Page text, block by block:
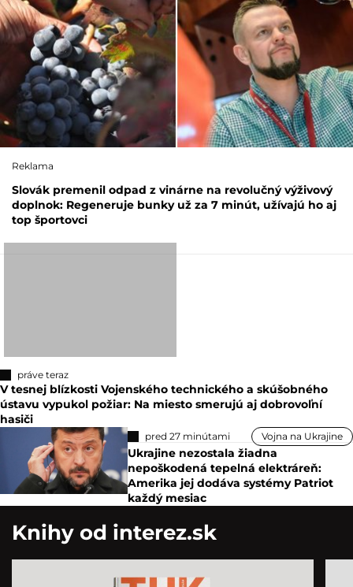
Reklama
Slovák premenil odpad z vinárne na revolučný výživový
doplnok: Regeneruje bunky už za 7 minút, užívajú ho aj
top športovci
práve teraz
V tesnej blízkosti Vojenského technického a skúšobného
ústavu vypukol požiar: Na miesto smerujú aj dobrovoľní
hasiči
pred 27 minútami Vojna na Ukrajine
Ukrajine nezostala žiadna
nepoškodená tepelná elektráreň:
Amerika jej dodáva systémy Patriot
každý mesiac
Knihy od interez.sk